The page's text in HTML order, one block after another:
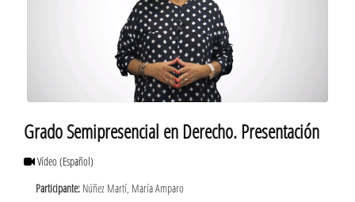
Grado Semipresencial en Derecho. Presentación
Vídeo(Español)
Participante: Núñez Martí, María Amparo